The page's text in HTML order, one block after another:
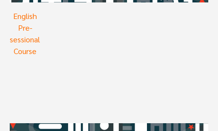
English
Pre-
sessional
Course
Image